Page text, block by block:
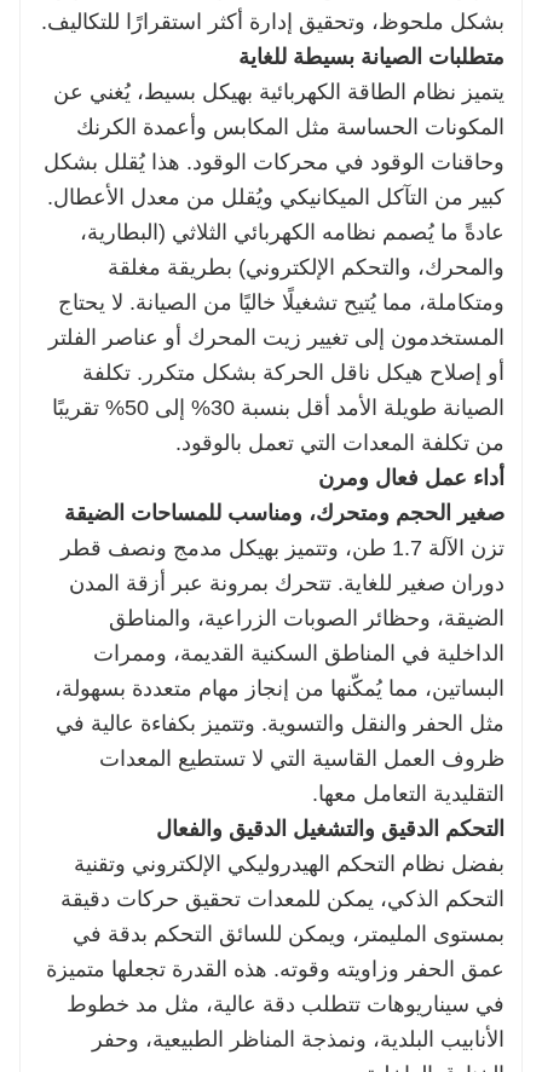
بشكل ملحوظ، وتحقيق إدارة أكثر استقرارًا للتكاليف.
متطلبات الصيانة بسيطة للغاية
يتميز نظام الطاقة الكهربائية بهيكل بسيط، يُغني عن
المكونات الحساسة مثل المكابس وأعمدة الكرنك
وحاقنات الوقود في محركات الوقود. هذا يُقلل بشكل
كبير من التآكل الميكانيكي ويُقلل من معدل الأعطال.
عادةً ما يُصمم نظامه الكهربائي الثلاثي (البطارية،
والمحرك، والتحكم الإلكتروني) بطريقة مغلقة
ومتكاملة، مما يُتيح تشغيلًا خاليًا من الصيانة. لا يحتاج
المستخدمون إلى تغيير زيت المحرك أو عناصر الفلتر
أو إصلاح هيكل ناقل الحركة بشكل متكرر. تكلفة
الصيانة طويلة الأمد أقل بنسبة 30% إلى 50% تقريبًا
من تكلفة المعدات التي تعمل بالوقود.
أداء عمل فعال ومرن
صغير الحجم ومتحرك، ومناسب للمساحات الضيقة
تزن الآلة 1.7 طن، وتتميز بهيكل مدمج ونصف قطر
دوران صغير للغاية. تتحرك بمرونة عبر أزقة المدن
الضيقة، وحظائر الصوبات الزراعية، والمناطق
الداخلية في المناطق السكنية القديمة، وممرات
البساتين، مما يُمكّنها من إنجاز مهام متعددة بسهولة،
مثل الحفر والنقل والتسوية. وتتميز بكفاءة عالية في
ظروف العمل القاسية التي لا تستطيع المعدات
التقليدية التعامل معها.
التحكم الدقيق والتشغيل الدقيق والفعال
بفضل نظام التحكم الهيدروليكي الإلكتروني وتقنية
التحكم الذكي، يمكن للمعدات تحقيق حركات دقيقة
بمستوى المليمتر، ويمكن للسائق التحكم بدقة في
عمق الحفر وزاويته وقوته. هذه القدرة تجعلها متميزة
في سيناريوهات تتطلب دقة عالية، مثل مد خطوط
الأنابيب البلدية، ونمذجة المناظر الطبيعية، وحفر